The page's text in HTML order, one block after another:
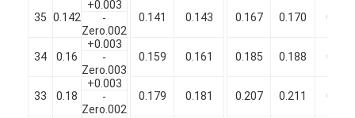
cavo del litz
Cavi magnetici ad alta temperatura
35 0.142
+0.003
0.141
0.143 0.167 0.170 0.173
-
Zero.002
34 0.16
+0.003
0.159
0.161 0.185 0.188 0.191
-
Zero.003
33 0.18
+0.003
0.179
0.181 0.207 0.211 0.215
-
Zero.002